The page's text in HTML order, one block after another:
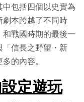
中包括四個以史實為
劇本跨越了不同時
戰國時期的最後一
「信長之野望・新
的內容。
設定遊玩